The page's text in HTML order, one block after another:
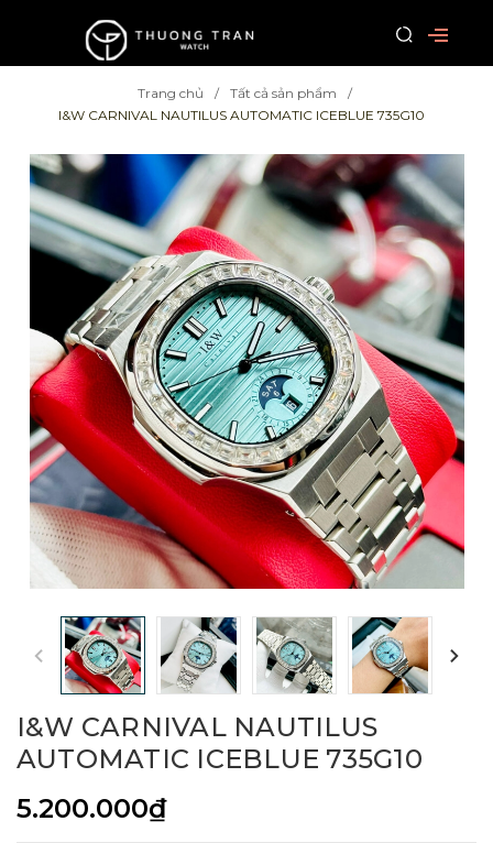
Trang chủ
Tất cả sản phẩm
I&W CARNIVAL NAUTILUS AUTOMATIC ICEBLUE 735G10
I&W CARNIVAL NAUTILUS
AUTOMATIC ICEBLUE 735G10
5.200.000₫